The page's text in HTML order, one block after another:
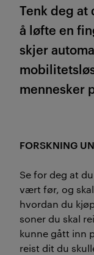
Tenk deg at
å løfte en
skjer
mennesker
FORSKNING
Se for deg at
vært før, og
hvordan du
soner du skal
kunne gått inn
reist dit du